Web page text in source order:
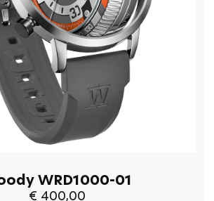
WRD1000-01
€ 400,00